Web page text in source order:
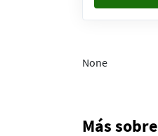
None
Más sobre